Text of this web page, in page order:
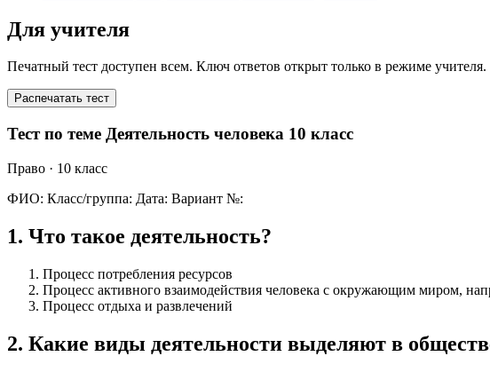
Для учителя
Печатный тест доступен всем. Ключ ответов открыт только в режиме учителя.
Распечатать тест
Тест по теме Деятельность человека 10 класс
Право · 10 класс
ФИО: Класс/группа: Дата: Вариант №:
1. Что такое деятельность?
Процесс потребления ресурсов
Процесс активного взаимодействия человека с окружающим миром,
Процесс отдыха и развлечений
2. Какие виды деятельности выделяют в